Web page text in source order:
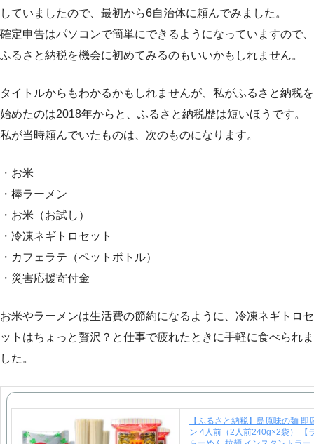
していましたので、最初から6自治体に頼んでみました。
確定申告はパソコンで簡単にできるようになっていますので、
ふるさと納税を機会に初めてみるのもいいかもしれません。
タイトルからもわかるかもしれませんが、私がふるさと納税を
始めたのは2018年からと、ふるさと納税歴は短いほうです。
私が当時頼んでいたものは、次のものになります。
・お米
・棒ラーメン
・お米（お試し）
・冷凍ネギトロセット
・カフェラテ（ペットボトル）
・災害応援寄付金
お米やラーメンは生活費の節約になるように、冷凍ネギトロセ
ットはちょっと贅沢？と仕事で疲れたときに手軽に食べられま
した。
【ふるさと納税】島原味の麺 即
ン 4人前（2人前240g×2袋） 【